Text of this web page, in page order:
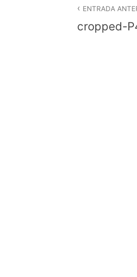
d'entrades
ENTRADA
cropped-